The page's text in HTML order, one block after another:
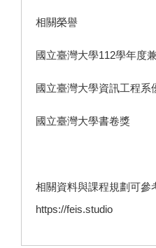
相關榮譽
國立臺灣大學112學年度
國立臺灣大學資訊工程系
國立臺灣大學書卷獎
相關資料與課程規劃可參
https://feis.studio